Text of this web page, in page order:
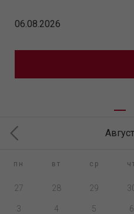
пн вт ср
27 28 29
3 4 5 6